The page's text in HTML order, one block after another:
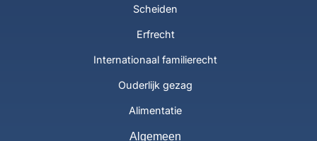
Scheiden
Erfrecht
Internationaal familierecht
Ouderlijk gezag
Alimentatie
Algemeen